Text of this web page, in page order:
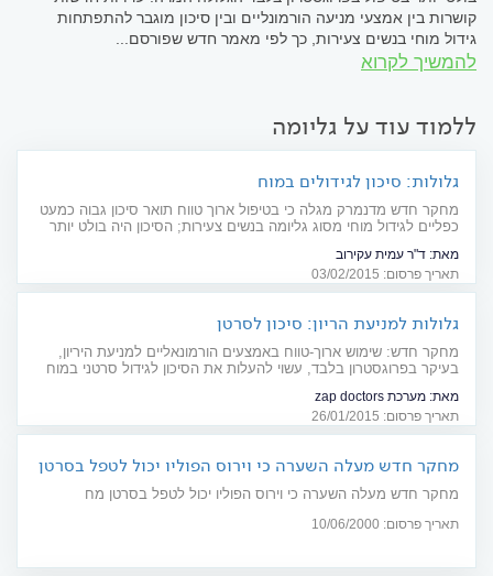
קושרות בין אמצעי מניעה הורמונליים ובין סיכון מוגבר להתפתחות
גידול מוחי בנשים צעירות, כך לפי מאמר חדש שפורסם...
להמשיך לקרוא
ללמוד עוד על גליומה
גלולות: סיכון לגידולים במוח
מחקר חדש מדנמרק מגלה כי בטיפול ארוך טווח תואר סיכון גבוה כמעט
כפליים לגידול מוחי מסוג גליומה בנשים צעירות; הסיכון היה בולט יותר
מאת: ד"ר עמית עקירוב
תאריך פרסום: 03/02/2015
גלולות למניעת הריון: סיכון לסרטן
מחקר חדש: שימוש ארוך-טווח באמצעים הורמונאליים למניעת היריון,
בעיקר בפרוגסטרון בלבד, עשוי להעלות את הסיכון לגידול סרטני במוח
מאת: מערכת zap doctors
תאריך פרסום: 26/01/2015
מחקר חדש מעלה השערה כי וירוס הפוליו יכול לטפל בסרטן
מחקר חדש מעלה השערה כי וירוס הפוליו יכול לטפל בסרטן מח
תאריך פרסום: 10/06/2000